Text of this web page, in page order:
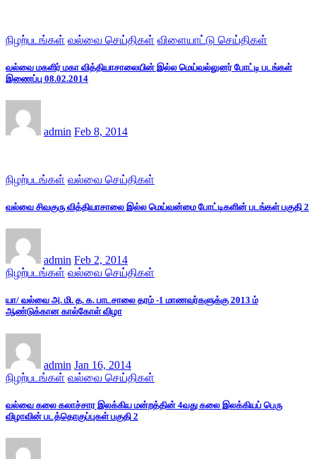
நிழற்படங்கள் வல்வை செய்திகள் விளையாட்டு செய்திகள்
வல்வை மகளிர் மகா வித்தியாசாலையின் இல்ல மெய்வல்லுனர் போட்டி படங்கள்
இணைப்பு 08.02.2014
admin Feb 8, 2014
நிழற்படங்கள் வல்வை செய்திகள்
வல்வை சிவகுரு வித்தியாசாலை இல்ல மெய்வன்மை போட்டிகளின் படங்கள் பகுதி 2
admin Feb 2, 2014
நிழற்படங்கள் வல்வை செய்திகள்
யா/ வல்வை அ. மி. த. க. பாடசாலை தரம் -1 மாணவர்களுக்கு 2013 ம்
ஆண்டுக்கான கால்கோள் விழா
admin Jan 16, 2014
நிழற்படங்கள் வல்வை செய்திகள்
வல்வை கலை கலாச்சார இலக்கிய மன்றத்தின் 4வது கலை இலக்கியப் பெரு
விழாவின் படத்தொகுப்புகள் பகுதி 2